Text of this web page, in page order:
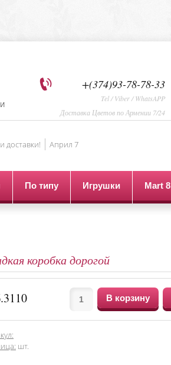
+(374)93-78-78-33
Tel / Viber / WhatsAPP
Доставка Цветов по Армении 7/24
доставки! Aприл 7
По типу Игрушки Mart 8
коробка дорогой
:
: шт.